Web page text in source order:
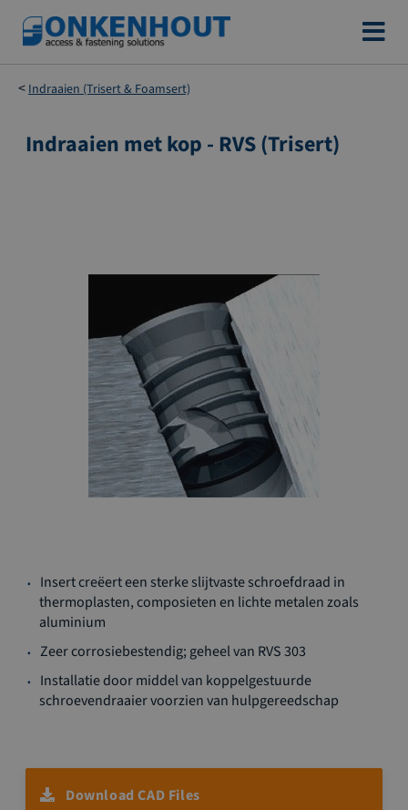
Ga
naar
de
inhoud
Indraaien (Trisert & Foamsert)
Ga
Indraaien met kop - RVS (Trisert)
naar
het
begin
van
afbeeldingen-
gallerij
Insert creëert een sterke slijtvaste schroefdraad in
thermoplasten, composieten en lichte metalen zoals
aluminium
Zeer corrosiebestendig; geheel van RVS 303
Installatie door middel van koppelgestuurde
schroevendraaier voorzien van hulpgereedschap
Download CAD Files